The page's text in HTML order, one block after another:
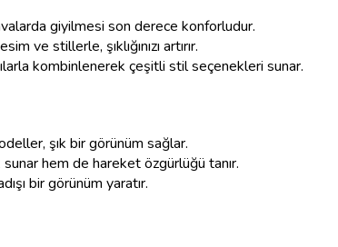
giyilmesi son derece konforludur.
ve stillerle, şıklığınızı artırır.
kombinlenerek çeşitli stil seçenekleri sunar.
şık bir görünüm sağlar.
hem de hareket özgürlüğü tanır.
bir görünüm yaratır.